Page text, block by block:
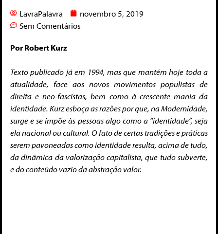
LavraPalavra
novembro 5, 2019
Sem Comentários
Por Robert Kurz
Texto publicado já em 1994, mas que mantém hoje toda a
atualidade, face aos novos movimentos populistas de
direita e neo-fascistas, bem como à crescente mania da
identidade. Kurz esboça as razões por que, na Modernidade,
surge e se impõe às pessoas algo como a “identidade”, seja
elanacional oucultural.O fato de certas tradições e práticas
serem pavoneadas como identidade resulta, acima de tudo,
da dinâmica da valorização capitalista, que tudo subverte,
e do conteúdo vazio da abstração valor.